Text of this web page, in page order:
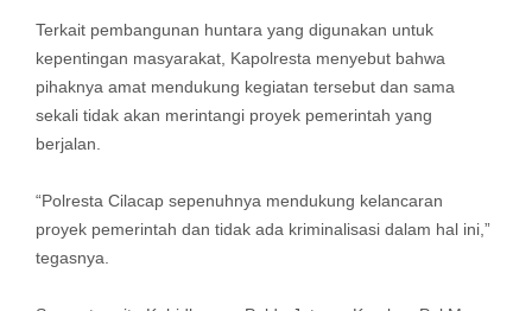
Terkait pembangunan huntara yang digunakan untuk
kepentingan masyarakat, Kapolresta menyebut bahwa
pihaknya amat mendukung kegiatan tersebut dan sama
sekali tidak akan merintangi proyek pemerintah yang
berjalan.
“Polresta Cilacap sepenuhnya mendukung kelancaran
proyek pemerintah dan tidak ada kriminalisasi dalam hal ini,”
tegasnya.